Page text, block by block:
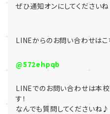
ぜひ通知オンにしてくださいね
LINEからのお問い合わせはこ
@572ehpqb
LINEでのお問い合わせは本
す！
なんでも質問してくださいね♪